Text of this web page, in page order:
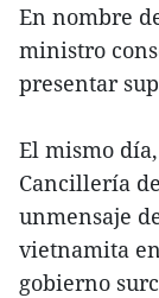
En nombre
ministro
presentar
El mismo
Cancillería
unmensaje
vietnamita
gobierno